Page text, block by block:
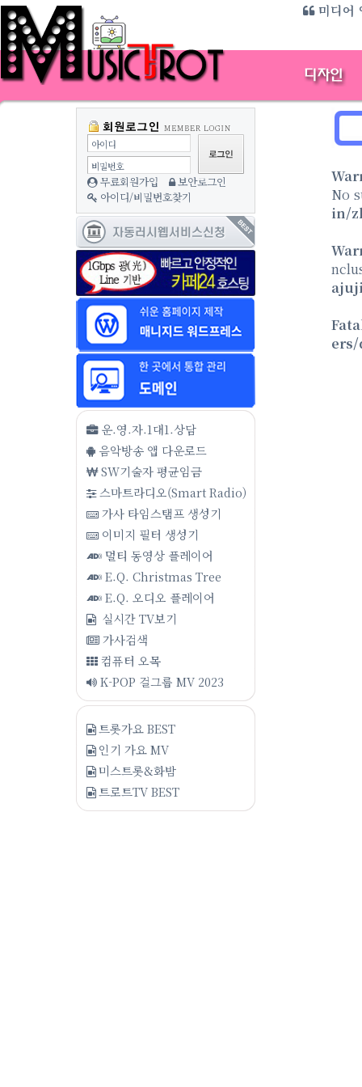
미디어
아이디
비밀번호
무료회원가입
보안로그인
아이디/비밀번호찾기
운.영.자.1대1.상담
음악방송 앱 다운로드
SW기술자 평균임금
스마트라디오(Smart Radio)
가사 타임스탬프 생성기
이미지 필터 생성기
멀티 동영상 플레이어
E.Q. Christmas Tree
E.Q. 오디오 플레이어
실시간 TV보기
가사검색
컴퓨터 오목
K-POP 걸그룹 MV 2023
트롯가요 BEST
인기 가요 MV
미스트롯&화밤
트로트TV BEST
No
in/